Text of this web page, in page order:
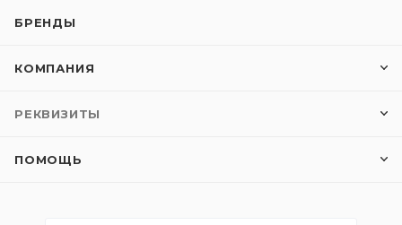
БРЕНДЫ
КОМПАНИЯ
РЕКВИЗИТЫ
ПОМОЩЬ